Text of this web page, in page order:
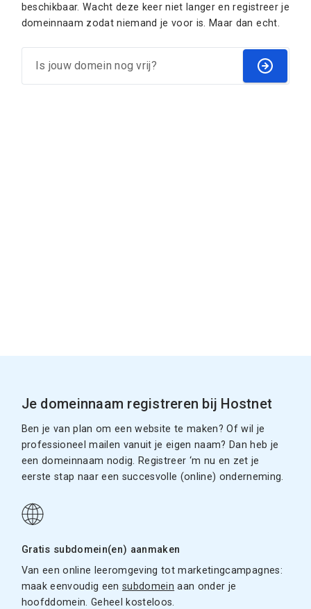
beschikbaar. Wacht deze keer niet langer en registreer je
domeinnaam zodat niemand je voor is. Maar dan echt.
Je domeinnaam registreren bij Hostnet
Ben je van plan om een website te maken? Of wil je
professioneel mailen vanuit je eigen naam? Dan heb je
een domeinnaam nodig. Registreer ‘m nu en zet je
eerste stap naar een succesvolle (online) onderneming.
Gratis subdomein(en) aanmaken
Van een online leeromgeving tot marketingcampagnes:
maak eenvoudig eensubdomein aan onder je
hoofddomein. Geheel kosteloos.